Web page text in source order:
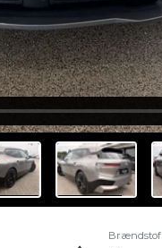
Brændstof